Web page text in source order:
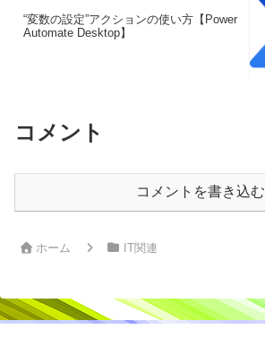
“変数の設定”アクションの使い方【Power
Automate Desktop】
コメント
コメントを書き込む
ホーム IT関連